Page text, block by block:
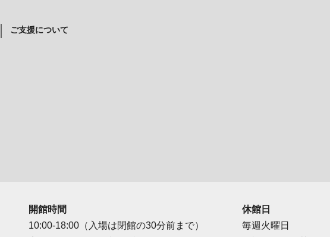
ご支援について
開館時間
10:00-18:00（入場は閉館の30分前まで）
休館日
毎週火曜日